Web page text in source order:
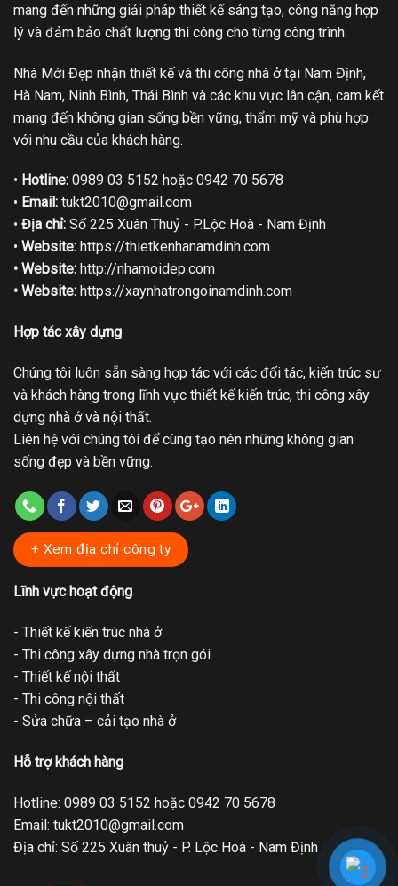
mang đến những giải pháp thiết kế sáng tạo, công năng hợp
lý và đảm bảo chất lượng thi công cho từng công trình.
Nhà Mới Đẹp nhận thiết kế và thi công nhà ở tại Nam Định,
Hà Nam, Ninh Bình, Thái Bình và các khu vực lân cận, cam kết
mang đến không gian sống bền vững, thẩm mỹ và phù hợp
với nhu cầu của khách hàng.
• Hotline: 0989 03 5152 hoặc 0942 70 5678
• Email: tukt2010@gmail.com
• Địa chỉ: Số 225 Xuân Thuỷ - P.Lộc Hoà - Nam Định
• Website: https://thietkenhanamdinh.com
• Website: http://nhamoidep.com
• Website: https://xaynhatrongoinamdinh.com
Hợp tác xây dựng
Chúng tôi luôn sẵn sàng hợp tác với các đối tác, kiến trúc sư
và khách hàng trong lĩnh vực thiết kế kiến trúc, thi công xây
dựng nhà ở và nội thất.
Liên hệ với chúng tôi để cùng tạo nên những không gian
sống đẹp và bền vững.
+ Xem địa chỉ công ty
Lĩnh vực hoạt động
- Thiết kế kiến trúc nhà ở
- Thi công xây dựng nhà trọn gói
- Thiết kế nội thất
- Thi công nội thất
- Sửa chữa – cải tạo nhà ở
Hỗ trợ khách hàng
Hotline: 0989 03 5152 hoặc 0942 70 5678
Email: tukt2010@gmail.com
Địa chỉ: Số 225 Xuân thuỷ - P. Lộc Hoà - Nam Định